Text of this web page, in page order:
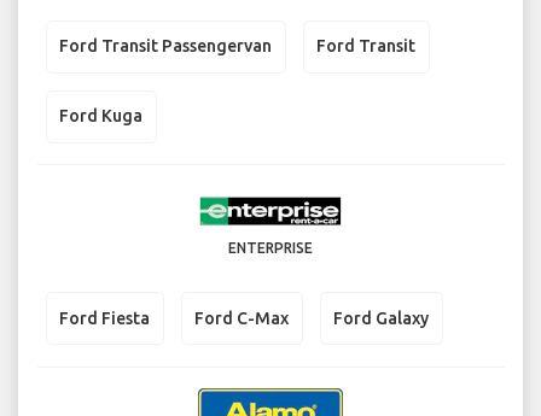
Ford Transit Passengervan Ford Transit
Ford Kuga
ENTERPRISE
Ford Fiesta Ford C-Max Ford Galaxy